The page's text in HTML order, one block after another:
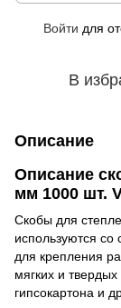
Войти для
В
Описание
Описание
мм 1000 шт.
Скобы для
используются
для крепления
мягких и
гипсокартона и